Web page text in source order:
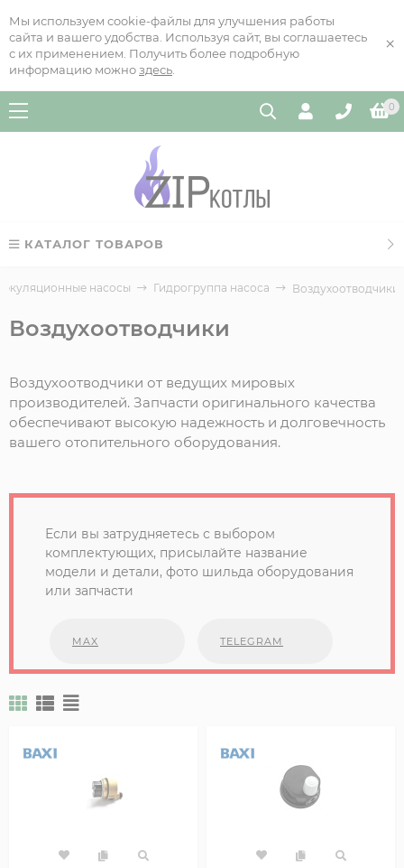
Мы используем cookie-файлы для улучшения работы
сайта и вашего удобства. Используя сайт, вы соглашаетесь
с их применением. Получить более подробную
информацию можно здесь
×
0
КАТАЛОГ ТОВАРОВ
насосы Гидрогруппа насоса Воздухоотводчики
Воздухоотводчики
Воздухоотводчики от ведущих мировых
производителей. Запчасти оригинального качества
обеспечивают высокую надежность и долговечность
вашего отопительного оборудования.
Если вы затрудняетесь с выбором
комплектующих, присылайте название
модели и детали, фото шильда оборудования
или запчасти
MAX TELEGRAM